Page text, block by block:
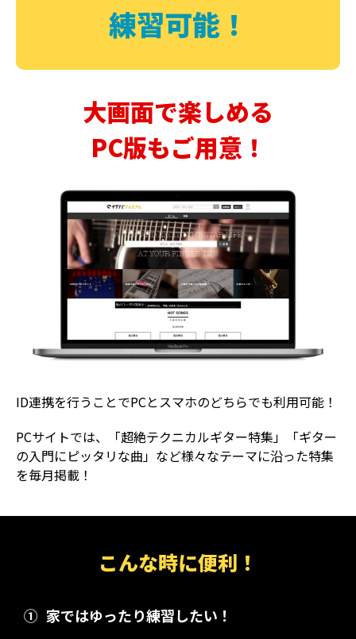
練習可能！
大画面で楽しめる
PC版もご用意！
ID連携を行うことでPCとスマホのどちらでも利用可能！
PCサイトでは、「超絶テクニカルギター特集」「ギター
の入門にピッタリな曲」など様々なテーマに沿った特集
を毎月掲載！
こんな時に便利！
① 家ではゆったり練習したい！